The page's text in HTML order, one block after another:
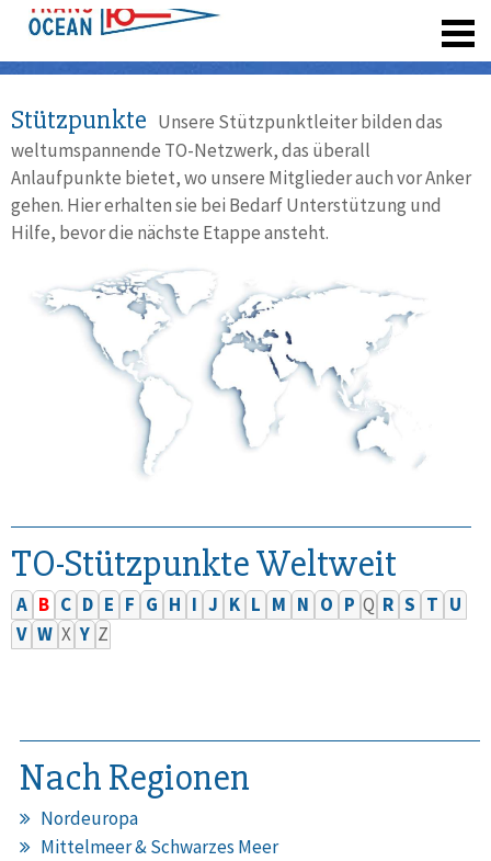
Stützpunkte Unsere Stützpunktleiter bilden das
weltumspannende TO-Netzwerk, das überall
Anlaufpunkte bietet, wo unsere Mitglieder auch vor Anker
gehen. Hier erhalten sie bei Bedarf Unterstützung und
Hilfe, bevor die nächste Etappe ansteht.
TO-Stützpunkte Weltweit
A B C D E F G H I J K L M N O P Q R S T U
V W X Y Z
Nach Regionen
Nordeuropa
Mittelmeer & Schwarzes Meer